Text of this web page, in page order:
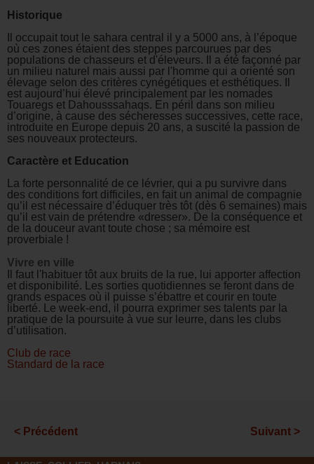
Historique
Il occupait tout le sahara central il y a 5000 ans, à l’époque
où ces zones étaient des steppes parcourues par des
populations de chasseurs et d'éleveurs. Il a été façonné par
un milieu naturel mais aussi par l'homme qui a orienté son
élevage selon des critères cynégétiques et esthétiques. Il
est aujourd’hui élevé principalement par les nomades
Touaregs et Dahousssahaqs. En péril dans son milieu
d’origine, à cause des sécheresses successives, cette race,
introduite en Europe depuis 20 ans, a suscité la passion de
ses nouveaux protecteurs.
Caractère et Education
La forte personnalité de ce lévrier, qui a pu survivre dans
des conditions fort difficiles, en fait un animal de compagnie
qu’il est nécessaire d’éduquer très tôt (dès 6 semaines) mais
qu’il est vain de prétendre «dresser». De la conséquence et
de la douceur avant toute chose ; sa mémoire est
proverbiale !
Vivre en ville
Il faut l'habituer tôt aux bruits de la rue, lui apporter affection
et disponibilité. Les sorties quotidiennes se feront dans de
grands espaces où il puisse s’ébattre et courir en toute
liberté. Le week-end, il pourra exprimer ses talents par la
pratique de la poursuite à vue sur leurre, dans les clubs
d’utilisation.
Club de race
Standard de la race
< Précédent Suivant >